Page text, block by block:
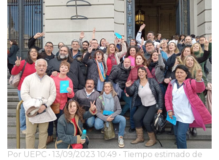
Corredor de Ansenuza
La Carlota y zona
Laboulaye y sur
Bell Ville
Río Tercero
Despeñaderos
Por UEPC • 13/09/2023 10:49 • Tiempo estimado de